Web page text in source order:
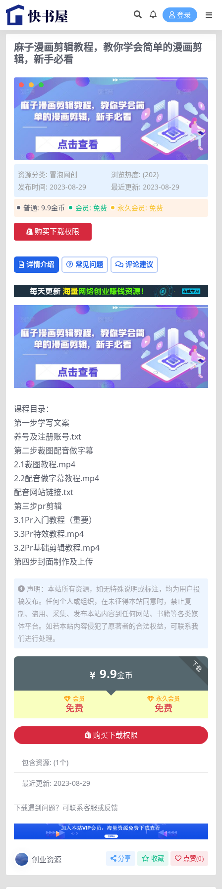
登录
麻子漫画剪辑教程，教你学会简单的漫画剪
辑，新手必看
资源分类: 冒泡网创
浏览热度: (202)
发布时间: 2023-08-29
最近更新: 2023-08-29
普通: 9.9金币 会员: 免费 永久会员: 免费
购买下载权限
详情介绍 常见问题 评论建议
课程目录：
第一步学写文案
养号及注册账号.txt
第二步裁图配音做字幕
2.1裁图教程.mp4
2.2配音做字幕教程.mp4
配音网站链接.txt
第三步pr剪辑
3.1Pr入门教程（重要）
3.3Pr特效教程.mp4
3.2Pr基础剪辑教程.mp4
第四步封面制作及上传
声明：本站所有资源，如无特殊说明或标注，均为用户投
稿发布。任何个人或组织，在未征得本站同意时，禁止复
制、盗用、采集、发布本站内容到任何网站、书籍等各类媒
体平台。如若本站内容侵犯了原著者的合法权益，可联系我
们进行处理。
下载
9.9金币
会员
免费
永久会员
免费
购买下载权限
包含资源: (1个)
最近更新: 2023-08-29
下载遇到问题？可联系客服或反馈
创业资源 分享 收藏 点赞(0)